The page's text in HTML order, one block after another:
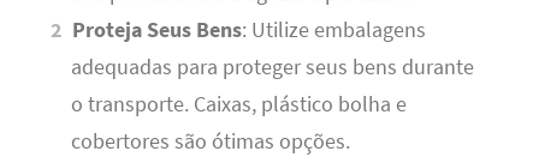
Proteja Seus Bens: Utilize embalagens
adequadas para proteger seus bens durante
o transporte. Caixas, plástico bolha e
cobertores são ótimas opções.